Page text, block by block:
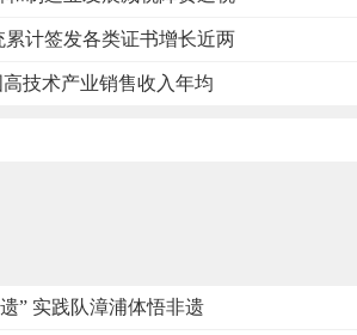
累计签发各类证书增长近两
技术产业销售收入年均
” 实践队漳浦体悟非遗